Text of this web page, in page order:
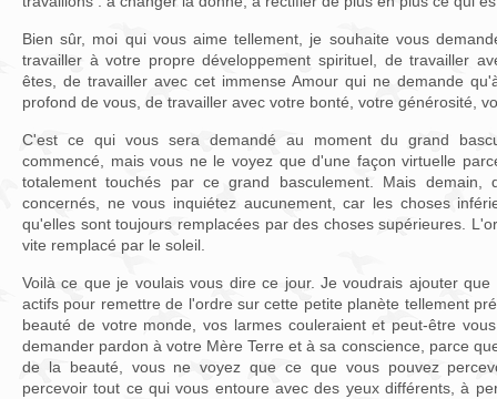
Bien sûr, moi qui vous aime tellement, je souhaite vous
travailler à votre propre développement spirituel, de travailler
êtes, de travailler avec cet immense Amour qui ne demande
profond de vous, de travailler avec votre bonté, votre générosité,
C'est ce qui vous sera demandé au moment du grand
commencé, mais vous ne le voyez que d'une façon virtuelle
totalement touchés par ce grand basculement. Mais demain,
concernés, ne vous inquiétez aucunement, car les choses
qu'elles sont toujours remplacées par des choses supérieures.
vite remplacé par le soleil.
Voilà ce que je voulais vous dire ce jour. Je voudrais ajouter
actifs pour remettre de l'ordre sur cette petite planète tellement
beauté de votre monde, vos larmes couleraient et peut-être
demander pardon à votre Mère Terre et à sa conscience, parce
de la beauté, vous ne voyez que ce que vous pouvez
percevoir tout ce qui vous entoure avec des yeux différents, à